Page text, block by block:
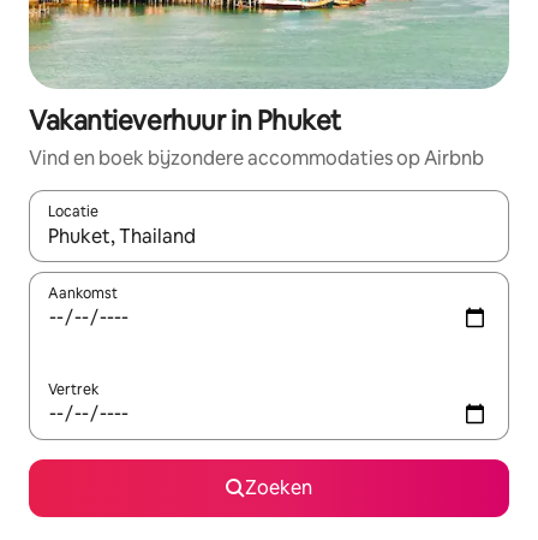
Vakantieverhuur in Phuket
Vind en boek bijzondere accommodaties op Airbnb
Locatie
Wanneer er suggesties beschikbaar zijn, maak je een keuze
Aankomst
Vertrek
Zoeken